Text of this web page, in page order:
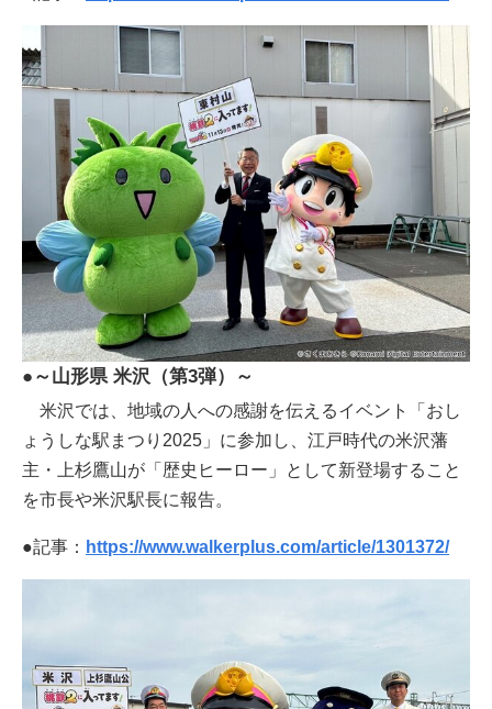
●～山形県 米沢（第3弾）～
米沢では、地域の人への感謝を伝えるイベント「おし
ょうしな駅まつり2025」に参加し、江戸時代の米沢藩
主・上杉鷹山が「歴史ヒーロー」として新登場すること
を市長や米沢駅長に報告。
●記事： https://www.walkerplus.com/article/1301372/